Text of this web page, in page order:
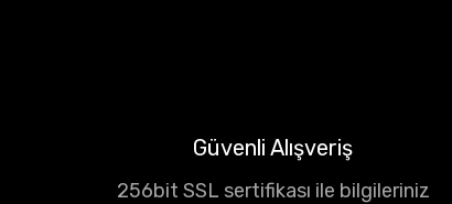
Güvenli Alışveriş
256bit SSL sertifikası ile bilgileriniz